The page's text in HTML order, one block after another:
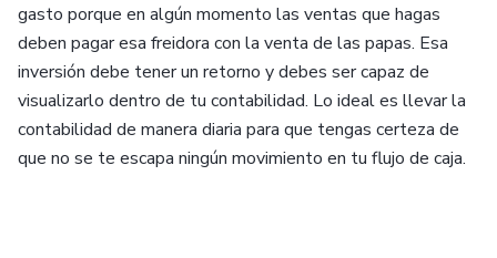
gasto porque en algún momento las ventas que hagas
deben pagar esa freidora con la venta de las papas. Esa
inversión debe tener un retorno y debes ser capaz de
visualizarlo dentro de tu contabilidad. Lo ideal es llevar la
contabilidad de manera diaria para que tengas certeza de
que no se te escapa ningún movimiento en tu flujo de caja.